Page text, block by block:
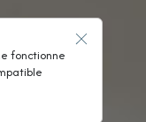
fonctionne